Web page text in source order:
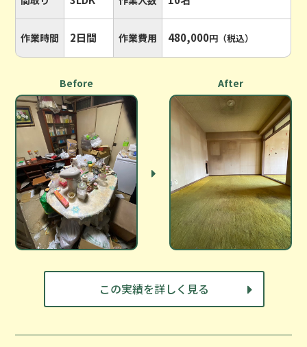
作業時間 2日間 作業費用 480,000円（税込）
Before After
この実績を詳しく見る